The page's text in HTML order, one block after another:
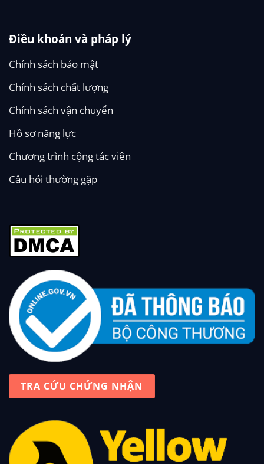
Điều khoản và pháp lý
Chính sách bảo mật
Chính sách chất lượng
Chính sách vận chuyển
Hồ sơ năng lực
Chương trình cộng tác viên
Câu hỏi thường gặp
TRA CỨU CHỨNG NHẬN